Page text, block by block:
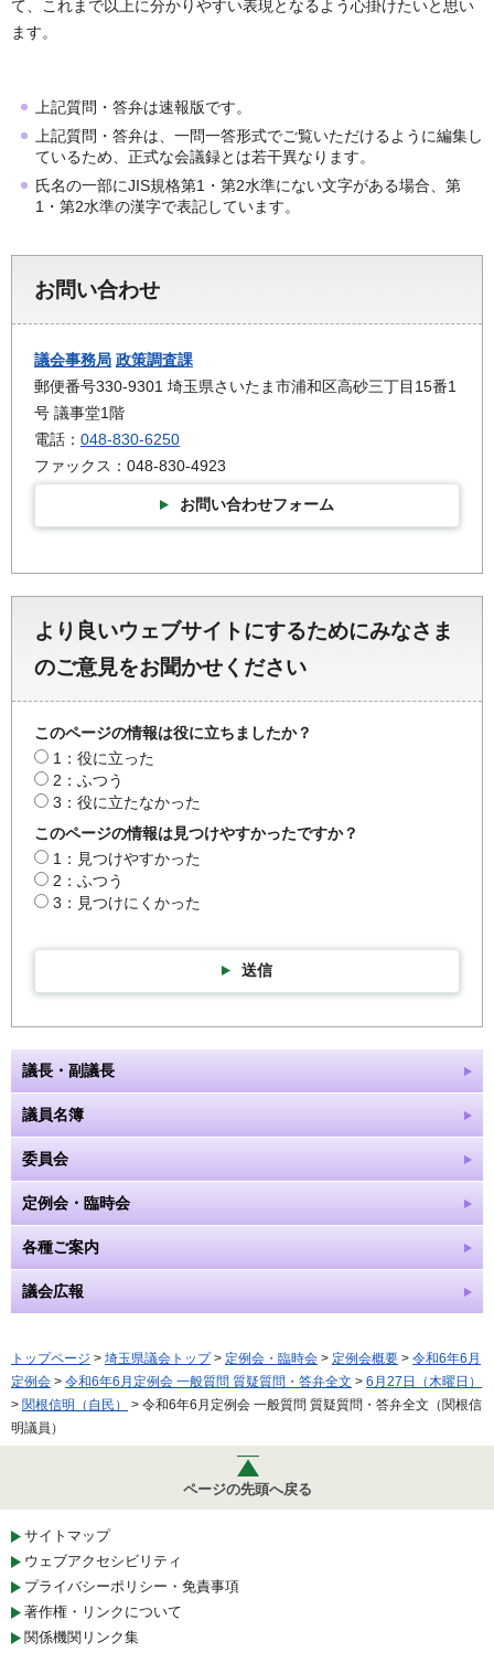
て、これまで以上に分かりやすい表現となるよう心掛けたいと思い
ます。
上記質問・答弁は速報版です。
上記質問・答弁は、一問一答形式でご覧いただけるように編集し
ているため、正式な会議録とは若干異なります。
氏名の一部にJIS規格第1・第2水準にない文字がある場合、第
1・第2水準の漢字で表記しています。
お問い合わせ
議会事務局 政策調査課
郵便番号330-9301 埼玉県さいたま市浦和区高砂三丁目15番1
号 議事堂1階
電話： 048-830-6250
ファックス：048-830-4923
お問い合わせフォーム
より良いウェブサイトにするためにみなさま
のご意見をお聞かせください
このページの情報は役に立ちましたか？
1：役に立った
2：ふつう
3：役に立たなかった
このページの情報は見つけやすかったですか？
1：見つけやすかった
2：ふつう
3：見つけにくかった
送信
議長・副議長
議員名簿
委員会
定例会・臨時会
各種ご案内
議会広報
トップページ > 埼玉県議会トップ> 定例会・臨時会 > 定例会概要 > 令和6年6月
定例会 > 令和6年6月定例会 一般質問 質疑質問・答弁全文 > 6月27日（木曜日）
> 関根信明（自民）
> 令和6年6月定例会 一般質問 質疑質問・答弁全文（関根信
明議員）
ページの先頭へ戻る
サイトマップ
ウェブアクセシビリティ
プライバシーポリシー・免責事項
著作権・リンクについて
関係機関リンク集